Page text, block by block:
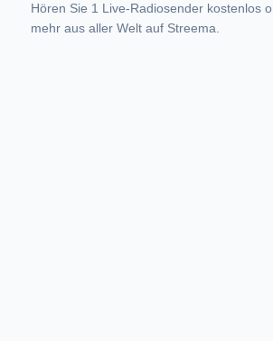
Hören Sie 1 Live-Radiosender kostenlos
mehr aus aller Welt auf Streema.